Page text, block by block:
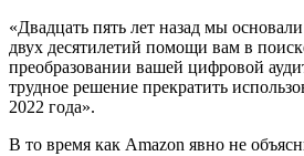
«Двадцать пять лет назад мы
двух десятилетий помощи вам в
преобразовании вашей цифровой
трудное решение прекратить
2022 года».
В то время как Amazon явно не